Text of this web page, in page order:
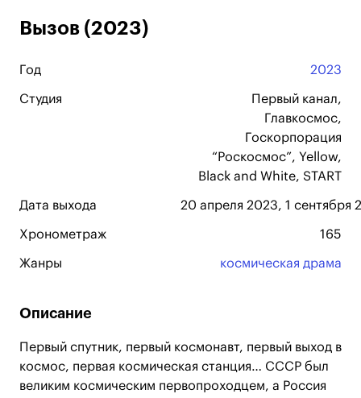
Вызов (2023)
Год 2023
Студия
Первый канал,
Главкосмос,
Госкорпорация
“Роскосмос”, Yellow,
Black and White, START
Дата выхода 20 апреля 2023, 1 сентября
Хронометраж 165
Жанры космическая драма
Описание
Первый спутник, первый космонавт, первый выход в
космос, первая космическая станция… СССР был
великим космическим первопроходцем, а Россия